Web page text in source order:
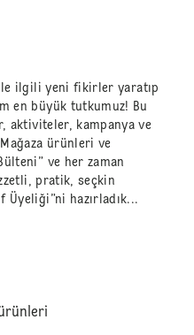
ilgili yeni fikirler yaratıp
en büyük tutkumuz! Bu
aktiviteler, kampanya ve
ürünleri ve
ve her zaman
pratik, seçkin
hazırladık...